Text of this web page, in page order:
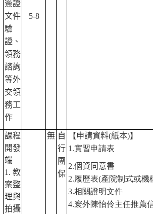
簽證
文件
驗
證、
領務
諮詢
等外
交領
務工
作
5-8
課程
開發
端
1. 教
案整
理與
拍攝
無 自
行
團
保
【申請資料(紙本)】
1.實習申請表
2.個資同意書
2.履歷表(產院制式或機
3.相關證明文件
4.寰外陳怡伶主任推薦